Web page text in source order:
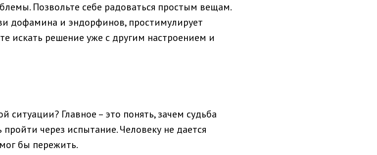
Позвольте себе радоваться простым вещам.
дофамина и эндорфинов, простимулирует
искать решение уже с другим настроением и
Главное – это понять, зачем судьба
через испытание. Человеку не дается
бы пережить.